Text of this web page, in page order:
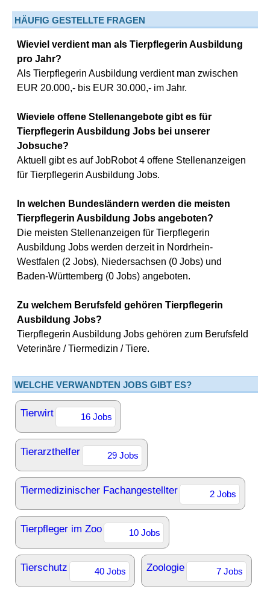
HÄUFIG GESTELLTE FRAGEN
Wieviel verdient man als Tierpflegerin Ausbildung
pro Jahr?
Als Tierpflegerin Ausbildung verdient man zwischen
EUR 20.000,- bis EUR 30.000,- im Jahr.
Wieviele offene Stellenangebote gibt es für
Tierpflegerin Ausbildung Jobs bei unserer
Jobsuche?
Aktuell gibt es auf JobRobot 4 offene Stellenanzeigen
für Tierpflegerin Ausbildung Jobs.
In welchen Bundesländern werden die meisten
Tierpflegerin Ausbildung Jobs angeboten?
Die meisten Stellenanzeigen für Tierpflegerin
Ausbildung Jobs werden derzeit in Nordrhein-
Westfalen (2 Jobs), Niedersachsen (0 Jobs) und
Baden-Württemberg (0 Jobs) angeboten.
Zu welchem Berufsfeld gehören Tierpflegerin
Ausbildung Jobs?
Tierpflegerin Ausbildung Jobs gehören zum Berufsfeld
Veterinäre / Tiermedizin / Tiere.
WELCHE VERWANDTEN JOBS GIBT ES?
Tierwirt 16 Jobs
Tierarzthelfer 29 Jobs
Tiermedizinischer Fachangestellter 2 Jobs
Tierpfleger im Zoo 10 Jobs
Tierschutz 40 Jobs Zoologie 7 Jobs